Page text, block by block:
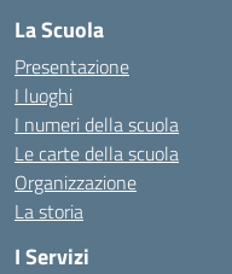
La Scuola
Presentazione
I luoghi
I numeri della scuola
Le carte della scuola
Organizzazione
La storia
I Servizi